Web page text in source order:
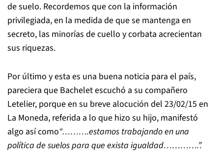
de suelo. Recordemos que con la información
privilegiada, en la medida de que se mantenga en
secreto, las minorías de cuello y corbata acrecientan
sus riquezas.
Por último y esta es una buena noticia para el país,
pareciera que Bachelet escuchó a su compañero
Letelier, porque en su breve alocución del 23/02/15 en
La Moneda, referida a lo que hizo su hijo, manifestó
algo así como“……….estamos trabajando en una
política de suelos para que exista igualdad………….”.